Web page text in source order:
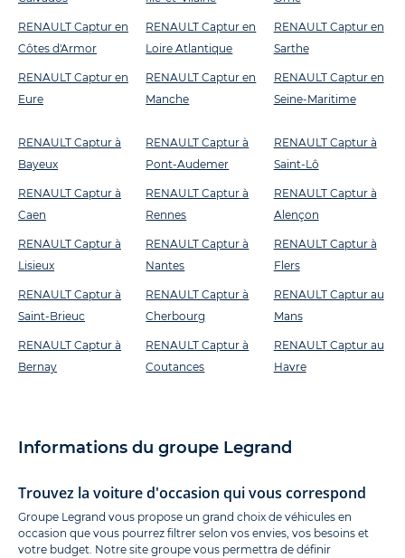
RENAULT Captur en
Côtes d'Armor
RENAULT Captur en
Eure
RENAULT Captur en
Loire Atlantique
RENAULT Captur en
Manche
RENAULT Captur en
Sarthe
RENAULT Captur en
Seine-Maritime
RENAULT Captur à
Bayeux
RENAULT Captur à
Caen
RENAULT Captur à
Lisieux
RENAULT Captur à
Saint-Brieuc
RENAULT Captur à
Bernay
RENAULT Captur à
Pont-Audemer
RENAULT Captur à
Rennes
RENAULT Captur à
Nantes
RENAULT Captur à
Cherbourg
RENAULT Captur à
Coutances
RENAULT Captur à
Saint-Lô
RENAULT Captur à
Alençon
RENAULT Captur à
Flers
RENAULT Captur au
Mans
RENAULT Captur au
Havre
Informations du groupe Legrand
Trouvez la voiture d'occasion qui vous correspond
Groupe Legrand vous propose un grand choix de véhicules en
occasion que vous pourrez filtrer selon vos envies, vos besoins et
votre budget. Notre site groupe vous permettra de définir